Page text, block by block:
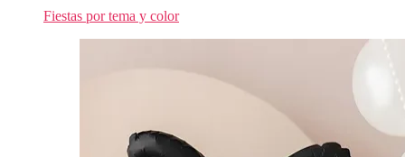
Fiestas por tema y color